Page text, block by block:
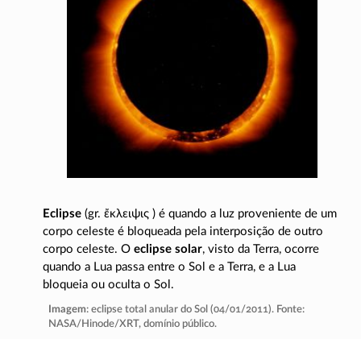
Eclipse(gr. ἔκλειψις ) é quando a luz proveniente de um
corpo celeste é bloqueada pela interposição de outro
corpo celeste. O eclipse solar, visto da Terra, ocorre
quando a Lua passa entre o Sol e a Terra, e a Lua
bloqueia ou oculta o Sol.
Imagem: eclipse total anular do Sol (04/01/2011). Fonte:
NASA/Hinode/XRT, domínio público.